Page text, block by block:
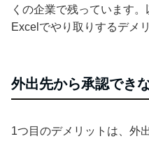
くの企業で残っています
Excelでやり取りするデメ
外出先から承認でき
1つ目のデメリットは、外